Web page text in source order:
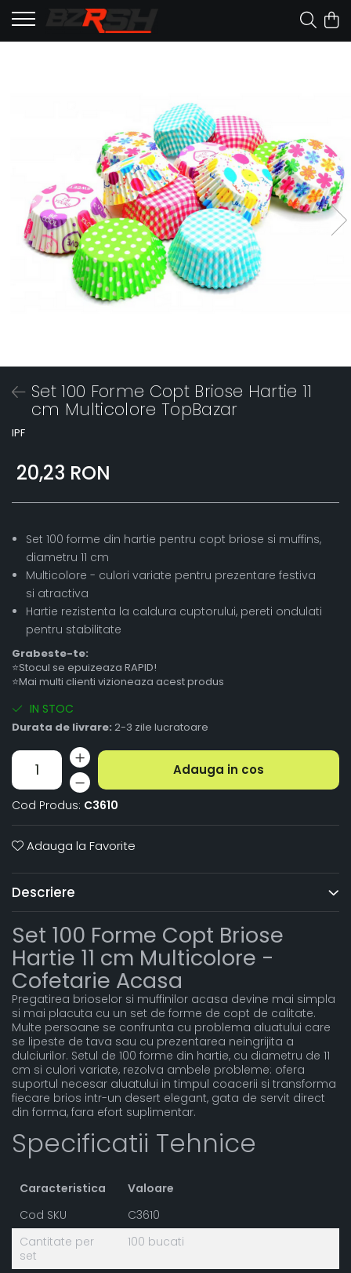
Set 100 Forme Copt Briose Hartie 11
cm Multicolore TopBazar
IPF
20,23 RON
Set 100 forme din hartie pentru copt briose si muffins,
diametru 11 cm
Multicolore - culori variate pentru prezentare festiva
si atractiva
Hartie rezistenta la caldura cuptorului, pereti ondulati
pentru stabilitate
Grabeste-te:
⭐Stocul se epuizeaza RAPID!
⭐Mai multi clienti vizioneaza acest produs
IN STOC
Durata de livrare: 2-3 zile lucratoare
Adauga in cos
Cod Produs: C3610
Adauga la Favorite
Descriere
Set 100 Forme Copt Briose
Hartie 11 cm Multicolore -
Cofetarie Acasa
Pregatirea brioselor si muffinilor acasa devine mai simpla
si mai placuta cu un set de forme de copt de calitate.
Multe persoane se confrunta cu problema aluatului care
se lipeste de tava sau cu prezentarea neingrijita a
dulciurilor. Setul de 100 forme din hartie, cu diametru de 11
cm si culori variate, rezolva ambele probleme: ofera
suportul necesar aluatului in timpul coacerii si transforma
fiecare brios intr-un desert elegant, gata de servit direct
din forma, fara efort suplimentar.
Specificatii Tehnice
Caracteristica
Valoare
Cod SKU
C3610
Cantitate per
set
100 bucati